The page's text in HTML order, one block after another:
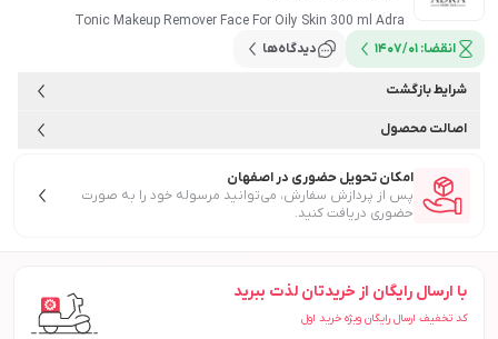
Tonic Makeup Remover Face For Oily Skin 300 ml Adra
انقضا:1407/01 دیدگاه‌ها
شرایط بازگشت
اصالت محصول
امکان تحویل حضوری در اصفهان
پس از پردازش سفارش، می‌توانید مرسوله خود را به صورت
حضوری دریافت کنید.
با ارسال رایگان از خریدتان لذت ببرید
کد تخفیف ارسال رایگان ویژه خرید اول